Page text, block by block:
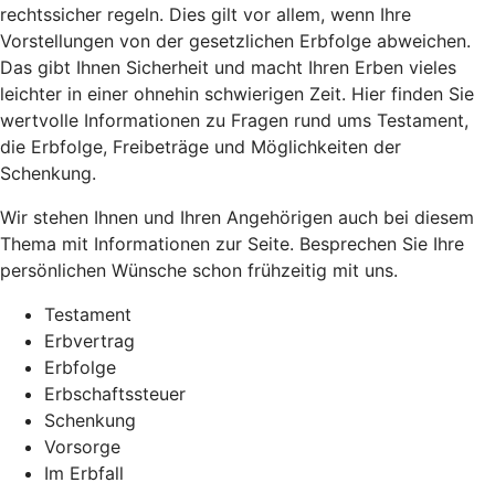
rechtssicher regeln. Dies gilt vor allem, wenn Ihre
Vorstellungen von der gesetzlichen Erbfolge abweichen.
Das gibt Ihnen Sicherheit und macht Ihren Erben vieles
leichter in einer ohnehin schwierigen Zeit. Hier finden Sie
wertvolle Informationen zu Fragen rund ums Testament,
die Erbfolge, Freibeträge und Möglichkeiten der
Schenkung.
Wir stehen Ihnen und Ihren Angehörigen auch bei diesem
Thema mit Informationen zur Seite. Besprechen Sie Ihre
persönlichen Wünsche schon frühzeitig mit uns.
Testament
Erbvertrag
Erbfolge
Erbschaftssteuer
Schenkung
Vorsorge
Im Erbfall